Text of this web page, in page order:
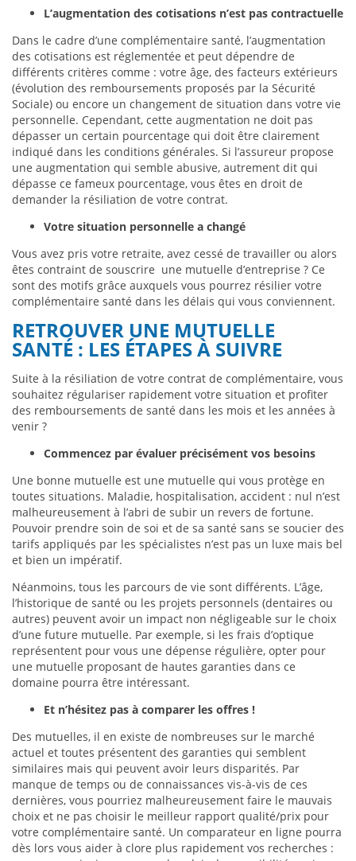
L’augmentation des cotisations n’est pas contractuelle
Dans le cadre d’une complémentaire santé, l’augmentation
des cotisations est réglementée et peut dépendre de
différents critères comme : votre âge, des facteurs extérieurs
(évolution des remboursements proposés par la Sécurité
Sociale) ou encore un changement de situation dans votre vie
personnelle. Cependant, cette augmentation ne doit pas
dépasser un certain pourcentage qui doit être clairement
indiqué dans les conditions générales. Si l’assureur propose
une augmentation qui semble abusive, autrement dit qui
dépasse ce fameux pourcentage, vous êtes en droit de
demander la résiliation de votre contrat.
Votre situation personnelle a changé
Vous avez pris votre retraite, avez cessé de travailler ou alors
êtes contraint de souscrire une mutuelle d’entreprise ? Ce
sont des motifs grâce auxquels vous pourrez résilier votre
complémentaire santé dans les délais qui vous conviennent.
RETROUVER UNE MUTUELLE
SANTÉ : LES ÉTAPES À SUIVRE
Suite à la résiliation de votre contrat de complémentaire, vous
souhaitez régulariser rapidement votre situation et profiter
des remboursements de santé dans les mois et les années à
venir ?
Commencez par évaluer précisément vos besoins
Une bonne mutuelle est une mutuelle qui vous protège en
toutes situations. Maladie, hospitalisation, accident : nul n’est
malheureusement à l’abri de subir un revers de fortune.
Pouvoir prendre soin de soi et de sa santé sans se soucier des
tarifs appliqués par les spécialistes n’est pas un luxe mais bel
et bien un impératif.
Néanmoins, tous les parcours de vie sont différents. L’âge,
l’historique de santé ou les projets personnels (dentaires ou
autres) peuvent avoir un impact non négligeable sur le choix
d’une future mutuelle. Par exemple, si les frais d’optique
représentent pour vous une dépense régulière, opter pour
une mutuelle proposant de hautes garanties dans ce
domaine pourra être intéressant.
Et n’hésitez pas à comparer les offres !
Des mutuelles, il en existe de nombreuses sur le marché
actuel et toutes présentent des garanties qui semblent
similaires mais qui peuvent avoir leurs disparités. Par
manque de temps ou de connaissances vis-à-vis de ces
dernières, vous pourriez malheureusement faire le mauvais
choix et ne pas choisir le meilleur rapport qualité/prix pour
votre complémentaire santé. Un comparateur en ligne pourra
dès lors vous aider à clore plus rapidement vos recherches :